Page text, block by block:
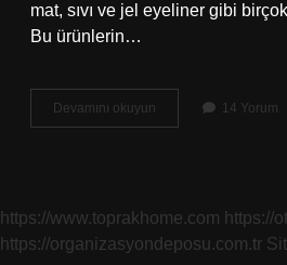
mat, sıvı ve jel eyeliner gibi
Bu ürünlerin…
Devamını okuyun
Göz
14 Yorum
https://www.toprakhome.com https://
https://organizasyondeposu.com.tr